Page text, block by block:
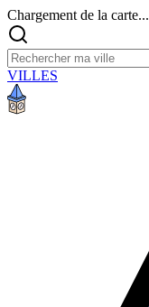
Chargement de la carte...
VILLES